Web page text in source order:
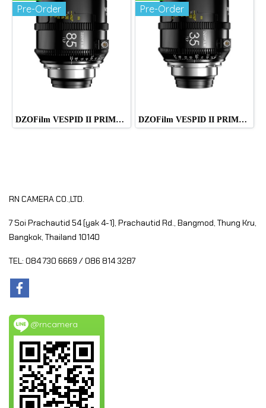
Pre-Order
DZOFilm VESPID II PRIME 50mm T1.9 PL MOUNT
Pre-Order
DZOFilm VESPID II PRIME 35mm T1.9 PL MOUNT
RN CAMERA CO.,LTD.
7 Soi Prachautid 54 (yak 4-1), Prachautid Rd., Bangmod, Thung Kru,
Bangkok, Thailand 10140
TEL: 084 730 6669 / 086 814 3287
@rncamera